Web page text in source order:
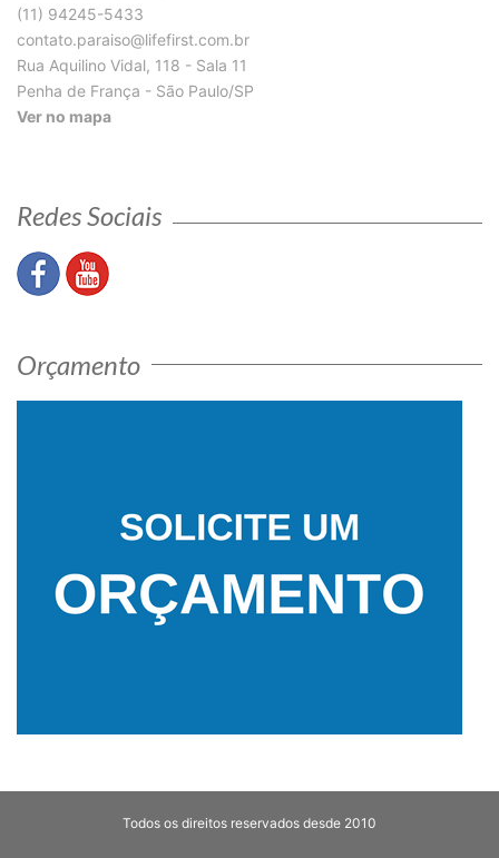
(11) 94245-5433
contato.paraiso@lifefirst.com.br
Rua Aquilino Vidal, 118 - Sala 11
Penha de França - São Paulo/SP
Ver no mapa
Redes Sociais
Orçamento
Todos os direitos reservados desde 2010